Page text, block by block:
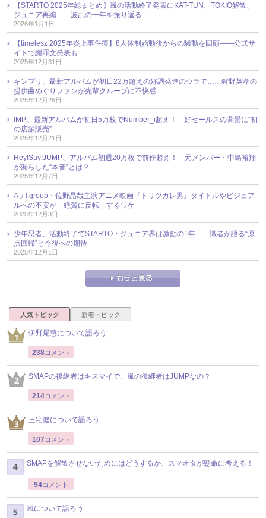
【STARTO 2025年総まとめ】嵐の活動終了発表にKAT-TUN、TOKIO解散、
ジュニア再編……波乱の一年を振り返る
2026年1月1日
【timelesz 2025年炎上事件簿】8人体制始動後からの騒動を回顧――公式サ
イトで謝罪文発表も
2025年12月31日
キンプリ、最新アルバムが初日22万超えの好調発進のウラで……狩野英孝の
提供曲めぐりファンが先輩グループに不快感
2025年12月28日
IMP.、最新アルバムが初日5万枚でNumber_i超え！ 好セールスの背景に“初
の店舗販売”
2025年12月21日
Hey!Say!JUMP、アルバム初週20万枚で前作超え！ 元メンバー・中島裕翔
が漏らした“本音”とは？
2025年12月7日
Aぇ! group・佐野晶哉主演アニメ映画『トリツカレ男』タイトルやビジュア
ルへの不安が「絶賛に反転」するワケ
2025年12月3日
少年忍者、活動終了でSTARTO・ジュニア界は激動の1年 ── 識者が語る“原
点回帰”と今後への期待
2025年12月1日
人気トピック 新着トピック
伊野尾慧について語ろう
238コメント
SMAPの後継者はキスマイで、嵐の後継者はJUMPなの？
214コメント
三宅健について語ろう
107 コメント
SMAPを解散させないためにはどうするか、スマオタが懸命に考える！
94コメント
嵐について語ろう